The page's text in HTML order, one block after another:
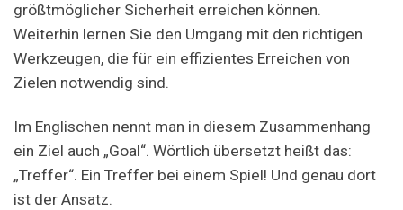
größtmöglicher Sicherheit erreichen können.
Weiterhin lernen Sie den Umgang mit den richtigen
Werkzeugen, die für ein effizientes Erreichen von
Zielen notwendig sind.
Im Englischen nennt man in diesem Zusammenhang
ein Ziel auch „Goal“. Wörtlich übersetzt heißt das:
„Treffer“. Ein Treffer bei einem Spiel! Und genau dort
ist der Ansatz.